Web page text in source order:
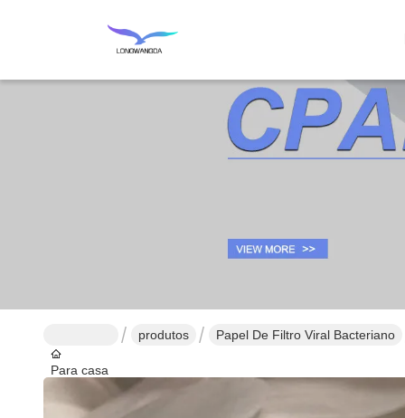
Para casa
produtos Papel De Filtro Viral Bacteriano